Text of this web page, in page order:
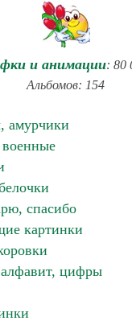
и анимации: 80
Альбомов: 154
амурчики
спасибо
картинки
цифры